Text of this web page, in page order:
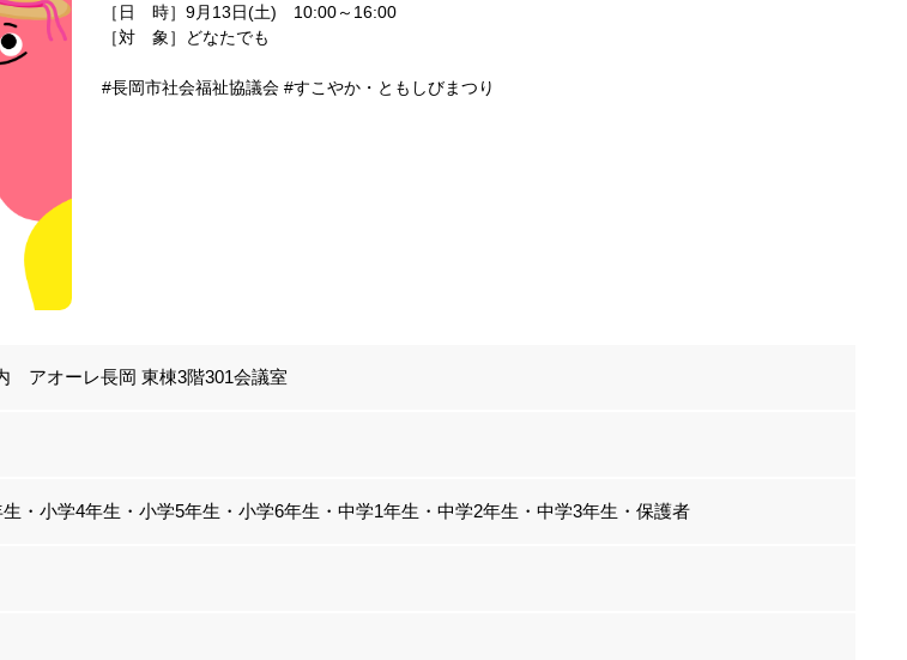
［日 時］9月13日(土) 10:00～16:00
［対 象］どなたでも
#長岡市社会福祉協議会 #すこやか・ともしびまつり
アオーレ長岡 東棟3階301会議室
・小学4年生・小学5年生・小学6年生・中学1年生・中学2年生・中学3年生・保護者